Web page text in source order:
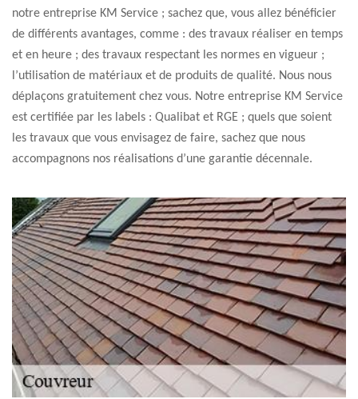
notre entreprise KM Service ; sachez que, vous allez bénéficier
de différents avantages, comme : des travaux réaliser en temps
et en heure ; des travaux respectant les normes en vigueur ;
l’utilisation de matériaux et de produits de qualité. Nous nous
déplaçons gratuitement chez vous. Notre entreprise KM Service
est certifiée par les labels : Qualibat et RGE ; quels que soient
les travaux que vous envisagez de faire, sachez que nous
accompagnons nos réalisations d’une garantie décennale.